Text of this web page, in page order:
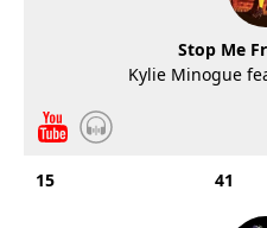
Stop Me
Kylie Minogue
15 41